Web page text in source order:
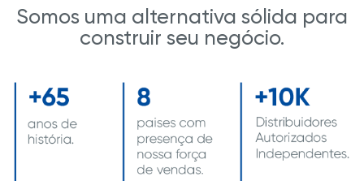
Somos uma alternativa sólida para
construir seu negócio.